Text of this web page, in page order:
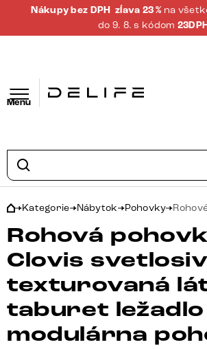
Nákupy bez DPH zĺava 23 % na
do 9. 8. s kódom
Menu
Kategorie Nábytok Pohovky
Rohová
Clovis
texturovaná
taburet
modulárna